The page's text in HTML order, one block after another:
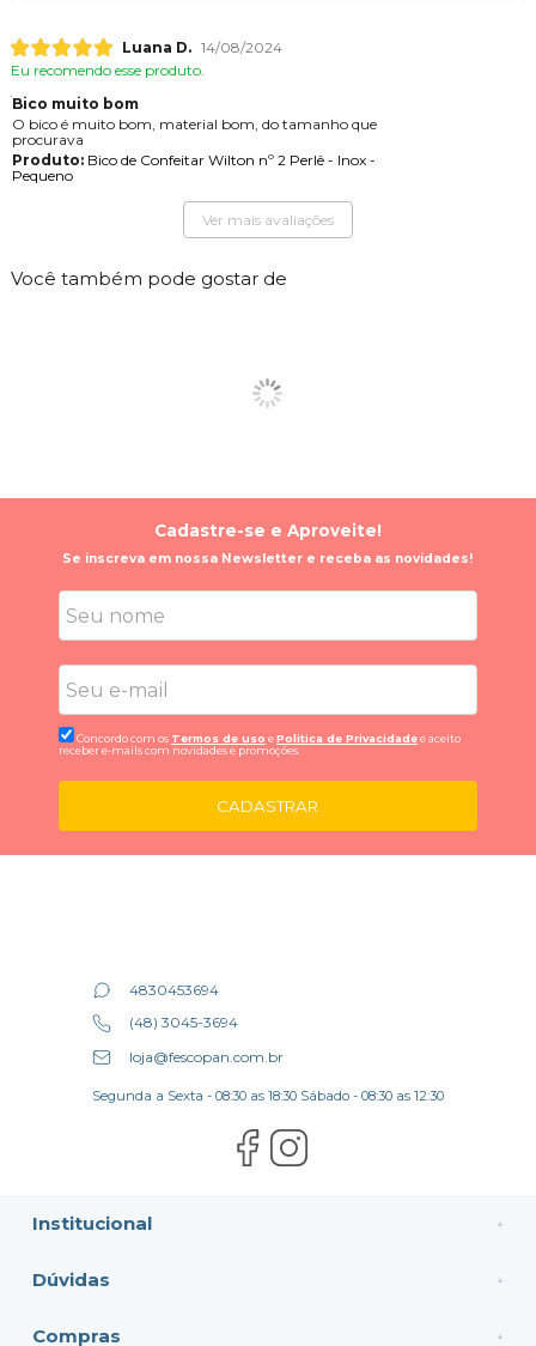
Luana D. 14/08/2024
Eu recomendo esse produto.
Bico muito bom
O bico é muito bom, material bom, do tamanho que
procurava
Produto:Bico de Confeitar Wilton nº 2 Perlê - Inox -
Pequeno
Ver mais avaliações
Você também pode gostar de
Cadastre-se e Aproveite!
Se inscreva em nossa Newsletter e receba as novidades!
Concordo com os Termos de uso ePolitica de Privacidadee aceito
receber e-mails com novidades e promoções.
CADASTRAR
Institucional
Dúvidas
Compras
4830453694
(48) 3045-3694
loja@fescopan.com.br
Segunda a Sexta - 08:30 as 18:30 Sábado - 08:30 as 12:30